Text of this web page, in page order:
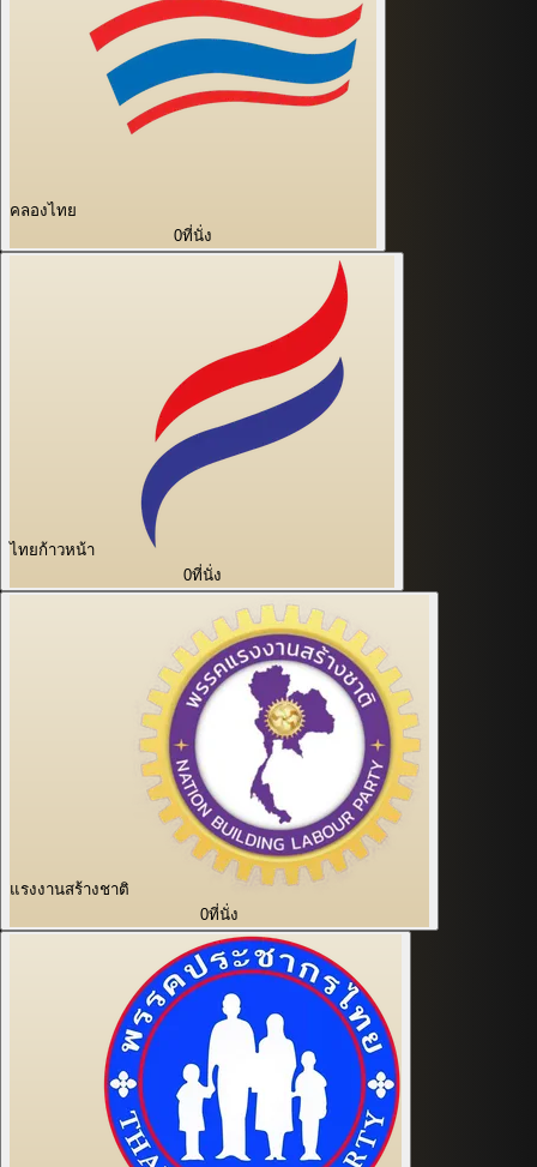
คลองไทย
0ที่นั่ง
ไทยก้าวหน้า
0ที่นั่ง
แรงงานสร้างชาติ
0ที่นั่ง